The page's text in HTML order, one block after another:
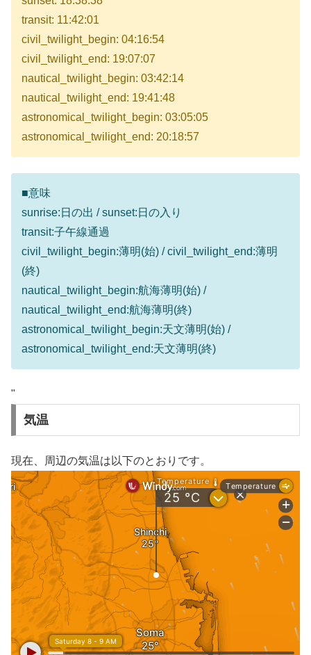
transit: 11:42:01
civil_twilight_begin: 04:16:54
civil_twilight_end: 19:07:07
nautical_twilight_begin: 03:42:14
nautical_twilight_end: 19:41:48
astronomical_twilight_begin: 03:05:05
astronomical_twilight_end: 20:18:57
■意味
sunrise:日の出 / sunset:日の入り
transit:子午線通過
civil_twilight_begin:薄明(始) / civil_twilight_end:薄明
(終)
nautical_twilight_begin:航海薄明(始) /
nautical_twilight_end:航海薄明(終)
astronomical_twilight_begin:天文薄明(始) /
astronomical_twilight_end:天文薄明(終)
"
気温
現在、周辺の気温は以下のとおりです。